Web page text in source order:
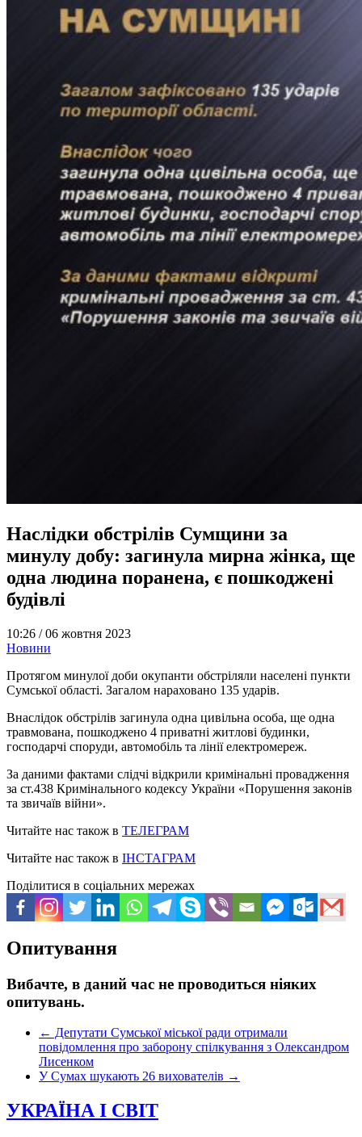
Наслідки обстрілів Сумщини за
минулу добу: загинула мирна жінка, ще
одна людина поранена, є пошкоджені
будівлі
10:26 /06 жовтня 2023
Новини
Протягом минулої доби окупанти обстріляли населені пункти
Сумської області. Загалом нараховано 135 ударів.
Внаслідок обстрілів загинула одна цивільна особа, ще одна
травмована, пошкоджено 4 приватні житлові будинки,
господарчі споруди, автомобіль та лінії електромереж.
За даними фактами слідчі відкрили кримінальні провадження
за ст.438 Кримінального кодексу України «Порушення законів
та звичаїв війни».
Читайте нас також в ТЕЛЕГРАМ
Читайте нас також в ІНСТАГРАМ
Поділитися в соціальних мережах
Опитування
Вибачте, в даний час не проводиться ніяких
опитувань.
← Депутати Сумської міської ради отримали
повідомлення про заборону спілкування з Олександром
Лисенком
У Сумах шукають 26 вихователів →
УКРАЇНА І СВІТ